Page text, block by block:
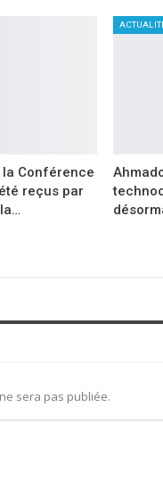
la Conférence
reçus par
sera pas publiée.